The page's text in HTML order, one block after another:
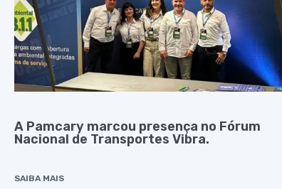
A Pamcary marcou presença no Fórum
Nacional de Transportes Vibra.
SAIBA MAIS